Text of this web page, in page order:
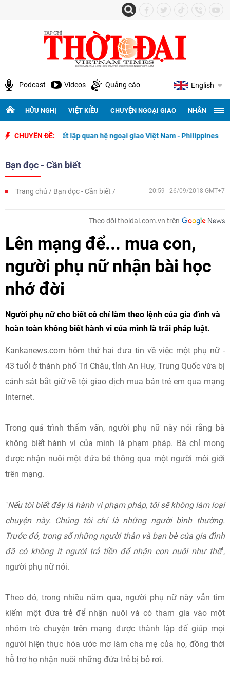
Podcast Videos Quảng cáo English
HỮU NGHỊ VIỆT KIỀU CHUYỆN NGOẠI GIAO NHÂN
CHUYÊN ĐỀ:
ngày thiết lập quan hệ ngoại giao Việt Nam - Philippines 500
Bạn đọc - Cần biết
Trang chủ Bạn đọc - Cần biết 20:59 | 26/09/2018 GMT+7
Theo dõi thoidai.com.vn trên
Lên mạng để... mua con,
người phụ nữ nhận bài học
nhớ đời
Người phụ nữ cho biết cô chỉ làm theo lệnh của gia đình và
hoàn toàn không biết hành vi của mình là trái pháp luật.
Kankanews.com hôm thứ hai đưa tin về việc một phụ nữ -
43 tuổi ở thành phố Trì Châu, tỉnh An Huy, Trung Quốc vừa bị
cảnh sát bắt giữ về tội giao dịch mua bán trẻ em qua mạng
Internet.
Trong quá trình thẩm vấn, người phụ nữ này nói rằng bà
không biết hành vi của mình là phạm pháp. Bà chỉ mong
được nhận nuôi một đứa bé thông qua một người môi giới
trên mạng.
"Nếu tôi biết đây là hành vi phạm pháp, tôi sẽ không làm loại
chuyện này. Chúng tôi chỉ là những người bình thường.
Trước đó, trong số những người thân và bạn bè của gia đình
đã có không ít người trả tiền để nhận con nuôi như thế",
người phụ nữ nói.
Theo đó, trong nhiều năm qua, người phụ nữ này vẫn tìm
kiếm một đứa trẻ để nhận nuôi và có tham gia vào một
nhóm trò chuyện trên mạng được thành lập để giúp mọi
người hiện thực hóa ước mơ làm cha mẹ của họ, đồng thời
hỗ trợ họ nhận nuôi những đứa trẻ bị bỏ rơi.